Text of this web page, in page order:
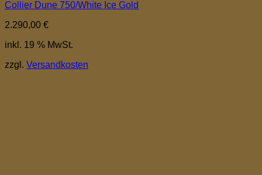
Collier Dune 750/White Ice Gold
2.290,00 €
inkl. 19 % MwSt.
zzgl. Versandkosten